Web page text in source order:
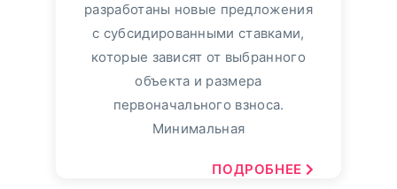
разработаны новые предложения
с субсидированными ставками,
которые зависят от выбранного
объекта и размера
первоначального взноса.
Минимальная
ПОДРОБНЕЕ